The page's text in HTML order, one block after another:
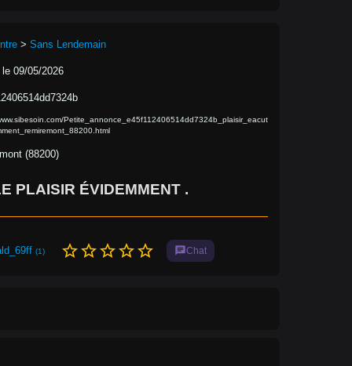
> Sans Lendemain
09/05/2026
Petite_annonce_e45f112406514dd7324b_plaisir_eacut
(88200)
PLAISIR ÉVIDEMMENT .
(1) star_borderstar_borderstar_borderstar_borderstar_border chatChat